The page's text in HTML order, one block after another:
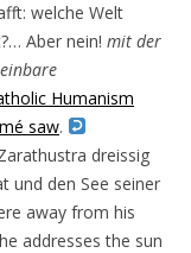
welche Welt
Aber nein! mit der
Humanism
saw.
dreissig
und den See seiner
away from his
addresses the sun